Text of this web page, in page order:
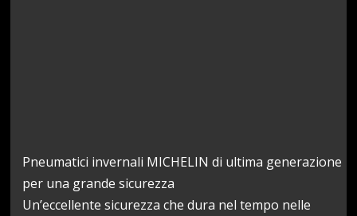
Pneumatici invernali MICHELIN di ultima generazione
per una grande sicurezza
Un’eccellente sicurezza che dura nel tempo nelle